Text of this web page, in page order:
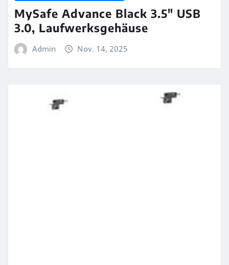
MySafe Advance Black 3.5″ USB
3.0, Laufwerksgehäuse
Admin Nov. 14, 2025